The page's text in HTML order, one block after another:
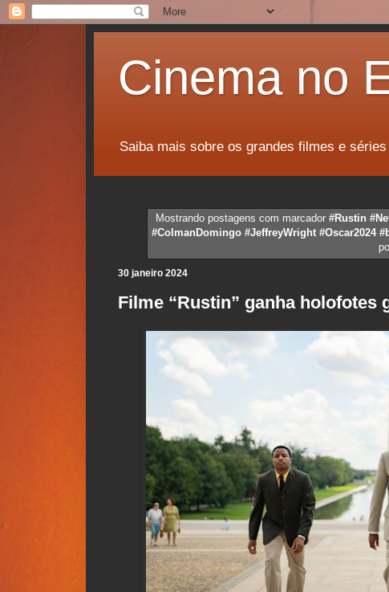
Cinema no
Saiba mais sobre os grandes filmes e
Mostrando postagens com marcador #Rustin
#ColmanDomingo #JeffreyWright #Oscar2024
30 janeiro 2024
Filme “Rustin” ganha holofotes